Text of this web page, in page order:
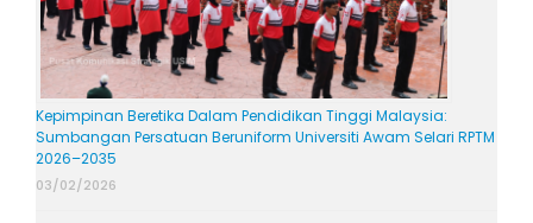
Kepimpinan Beretika Dalam Pendidikan Tinggi Malaysia:
Sumbangan Persatuan Beruniform Universiti Awam Selari RPTM
2026–2035
03/02/2026